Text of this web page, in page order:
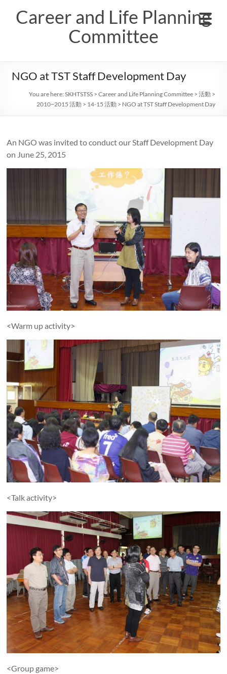
contentCareer and Life Planning
Committee
NGO at TST Staff Development Day
You are here:SKHTSTSS >Career and Life Planning Committee >活動 >
2010~2015 活動 > 14-15 活動 > NGO at TST Staff Development Day
An NGO was invited to conduct our Staff Development Day
on June 25, 2015
<Warm up activity>
<Talk activity>
<Group game>